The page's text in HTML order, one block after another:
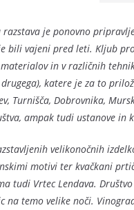
razstava je ponovno
bili vajeni pred leti. Kljub
in v različnih
katere je za to
Turnišča, Dobrovnika,
ampak tudi ustanove in
velikonočnih
motivi ter kvačkani
tudi Vrtec Lendava.
na temo velike noči.